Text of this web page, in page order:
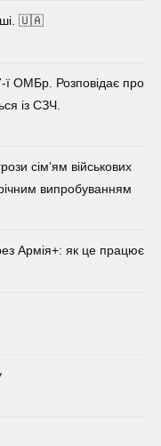
🇺🇦
ї ОМБр. Розповідає про
із СЗЧ.
сім’ям військових
випробуванням
Армія+: як це працює